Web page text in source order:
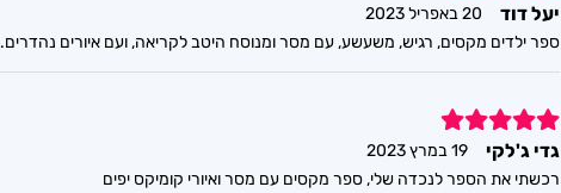
יעל דוד
20 באפריל 2023
ספר ילדים מקסים, רגיש, משעשע, עם מסר ומנוסח היטב לקריאה, ועם איורים נהדרים.
5
גדי ג'לקי
19 במרץ 2023
רכשתי את הספר לנכדה שלי, ספר מקסים עם מסר ואיורי קומיקס יפים